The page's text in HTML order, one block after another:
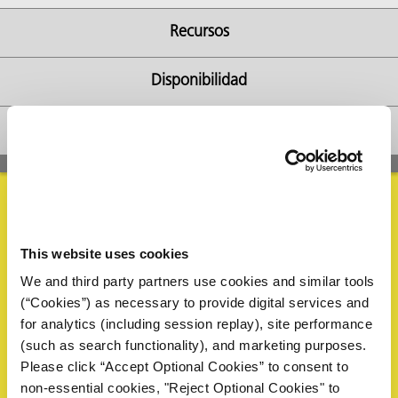
This website uses cookies
We and third party partners use cookies and similar tools
(“Cookies”) as necessary to provide digital services and
for analytics (including session replay), site performance
(such as search functionality), and marketing purposes.
Please click “Accept Optional Cookies” to consent to
non-essential cookies, "Reject Optional Cookies" to
Recursos
Disponibilidad
Solicitar Información
Complete el siguiente formulario para solicitar una muestra
o información. Un representante de ZERUST® revisará su
solicitud y responderá dentro de 1 día hábil.
Nombre *